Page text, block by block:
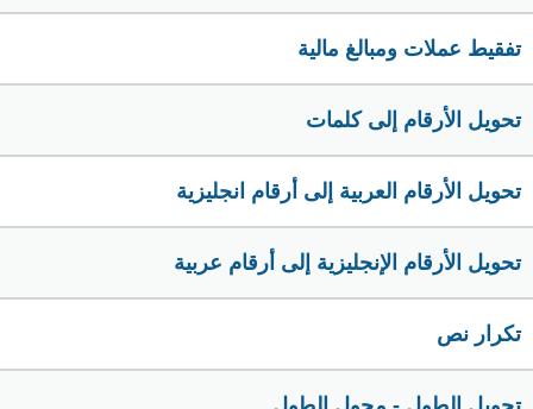
تفقيط عملات ومبالغ مالية
تحويل الأرقام إلى كلمات
تحويل الأرقام العربية إلى أرقام انجليزية
تحويل الأرقام الإنجليزية إلى أرقام عربية
تكرار نص